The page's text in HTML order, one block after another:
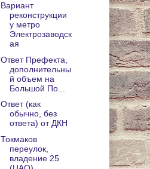
Вариант
реконструкции
у метро
Электрозаводск
ая
Ответ Префекта,
дополнительны
й объем на
Большой По...
Ответ (как
обычно, без
ответа) от ДКН
Токмаков
переулок,
владение 25